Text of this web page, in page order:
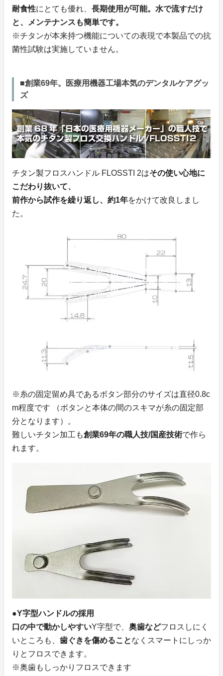
耐食性にとても優れ、 長期使用が可能。水で流すだけ
と、メンテナンスも簡単です。
※チタンが本来持つ機能についての表現で本製品での抗
菌性試験は実施していません。
■創業69年。医療用機器工場本気のデンタルケアグッ
ズ
チタン製フロスハンドル FLOSSTI 2はその使い心地に
こだわり抜いて、
前作から試作を繰り返し、約1年をかけて改良しまし
た。
※糸の固定留め具であるボタン部分のサイズは直径0.8c
m程度です （ボタンと本体の間のスキマが糸の固定部
分となります）。
難しいチタン加工も創業69年の職人技/国産技術で作ら
れます。
●Y字型ハンドルの採用
口の中で動かしやすいY字型で、 奥歯などフロスしにく
いところも、 歯ぐきを傷めることなくスマートにしっか
りとフロスできます。
※奥歯もしっかりフロスできます